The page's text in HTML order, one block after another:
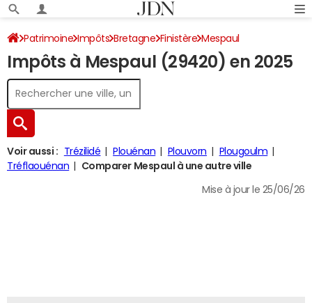
Patrimoine Impôts Bretagne Finistère Mespaul
Impôt sur le revenu
Impôts à Mespaul (29420) en 2025
Voir aussi : Trézilidé Plouénan Plouvorn
Plougoulm
Tréflaouénan
Comparer Mespaul à une autre ville
Mise à jour le 25/06/26